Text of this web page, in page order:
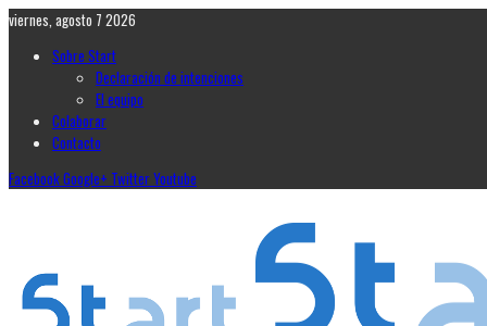
viernes, agosto 7 2026
Sobre Start
Declaración de intenciones
El equipo
Colaborar
Contacto
FacebookGoogle+ TwitterYoutube